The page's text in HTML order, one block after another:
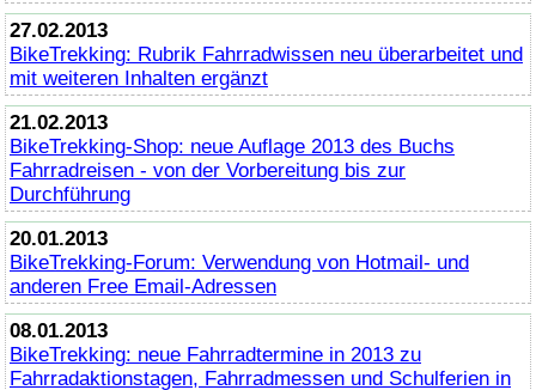
27.02.2013
BikeTrekking: Rubrik Fahrradwissen neu überarbeitet und
mit weiteren Inhalten ergänzt
21.02.2013
BikeTrekking-Shop: neue Auflage 2013 des Buchs
Fahrradreisen - von der Vorbereitung bis zur
Durchführung
20.01.2013
BikeTrekking-Forum: Verwendung von Hotmail- und
anderen Free Email-Adressen
08.01.2013
BikeTrekking: neue Fahrradtermine in 2013 zu
Fahrradaktionstagen, Fahrradmessen und Schulferien in